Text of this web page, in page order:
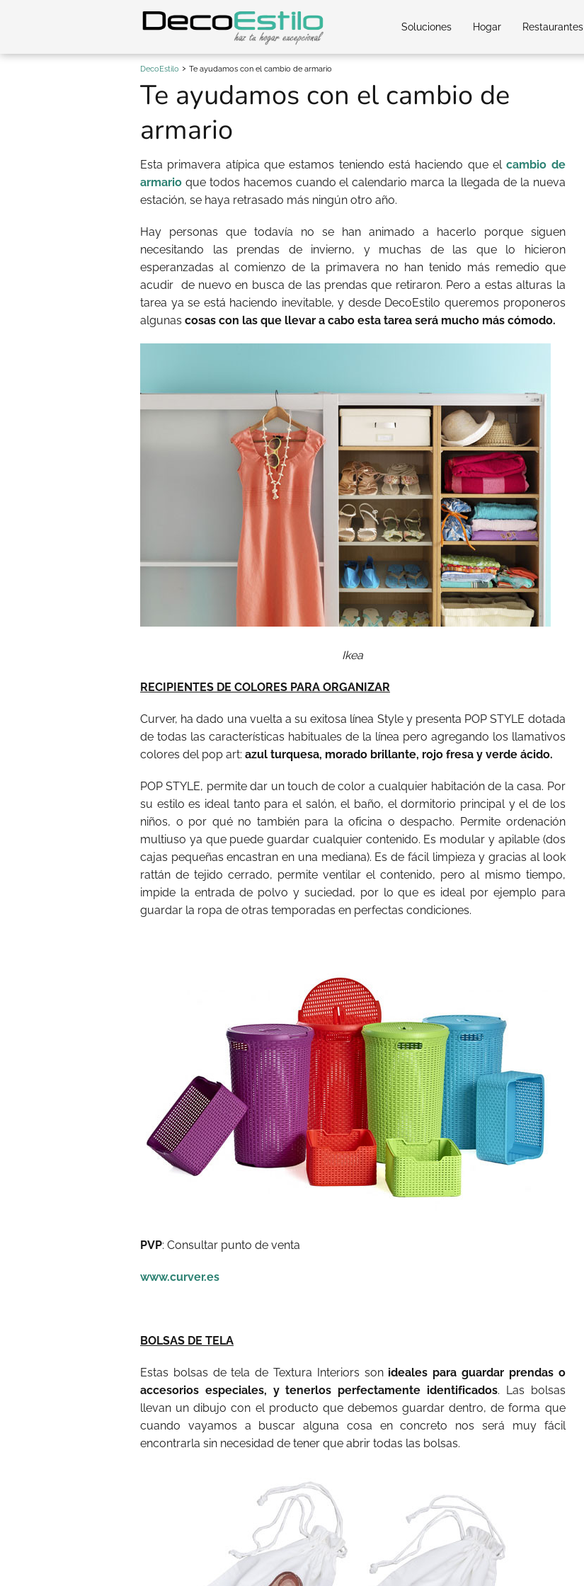
Soluciones Hogar Restaurantes
DecoEstilo Te ayudamos con el cambio de armario
Te ayudamos con el cambio de
armario
Esta primavera atípica que estamos teniendo está haciendo que elcambio de
armario que todos hacemos cuando el calendario marca la llegada de la nueva
estación, se haya retrasado más ningún otro año.
Hay personas que todavía no se han animado a hacerlo porque siguen
necesitando las prendas de invierno, y muchas de las que lo hicieron
esperanzadas al comienzo de la primavera no han tenido más remedio que
acudir de nuevo en busca de las prendas que retiraron. Pero a estas alturas la
tarea ya se está haciendo inevitable, y desde DecoEstilo queremos proponeros
algunas cosas con las que llevar a cabo esta tarea será mucho más cómodo.
Ikea
RECIPIENTES DE COLORES PARA ORGANIZAR
Curver, ha dado una vuelta a su exitosa línea Style y presenta POP STYLE dotada
de todas las características habituales de la línea pero agregando los llamativos
colores del pop art: azul turquesa, morado brillante, rojo fresa y verde ácido.
POP STYLE, permite dar un touch de color a cualquier habitación de la casa. Por
su estilo es ideal tanto para el salón, el baño, el dormitorio principal y el de los
niños, o por qué no también para la oficina o despacho. Permite ordenación
multiuso ya que puede guardar cualquier contenido. Es modular y apilable (dos
cajas pequeñas encastran en una mediana). Es de fácil limpieza y gracias al look
rattán de tejido cerrado, permite ventilar el contenido, pero al mismo tiempo,
impide la entrada de polvo y suciedad, por lo que es ideal por ejemplo para
guardar la ropa de otras temporadas en perfectas condiciones.
PVP: Consultar punto de venta
www.curver.es
BOLSAS DE TELA
Estas bolsas de tela de Textura Interiors son ideales para guardar prendas o
accesorios especiales, y tenerlos perfectamente identificados. Las bolsas
llevan un dibujo con el producto que debemos guardar dentro, de forma que
cuando vayamos a buscar alguna cosa en concreto nos será muy fácil
encontrarla sin necesidad de tener que abrir todas las bolsas.